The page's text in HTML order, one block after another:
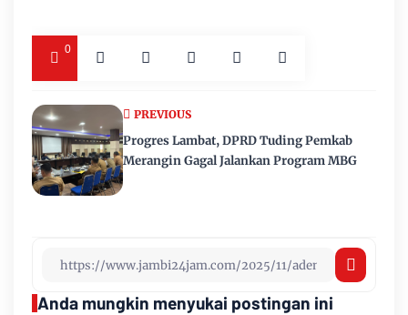
0
PREVIOUS
Progres Lambat, DPRD Tuding Pemkab
Merangin Gagal Jalankan Program MBG
Anda mungkin menyukai postingan ini